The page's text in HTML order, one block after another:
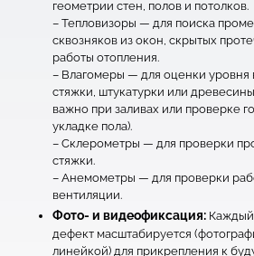
геометрии стен, полов и потолков.
– Тепловизоры — для поиска
сквозняков из окон, скрытых
работы отопления.
– Влагомеры — для оценки уровня
стяжки, штукатурки или
важно при заливах или проверке
укладке пола).
– Склерометры — для проверки
стяжки.
– Анемометры — для проверки
вентиляции.
Фото- и видеофиксация:Каждый
дефект масштабируется
линейкой) для прикрепления к